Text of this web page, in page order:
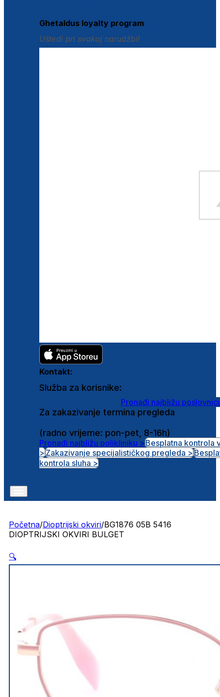
Ghetaldus loyalty program
Uštedi pri svakoj narudžbi!
Kontakt:
Služba za korisnike:
Pronađi najbližu
Za zakazivanje termina pregleda
(radno vrijeme: pon-pet, 8-16h)
Pronađi najbližu polikliniku >Besplatna kontrola
>Zakazivanje specijalističkog pregleda >
kontrola sluha >
Početna/Dioptrijski okviri/BG1876 05B 5416
DIOPTRIJSKI OKVIRI BULGET
🔍